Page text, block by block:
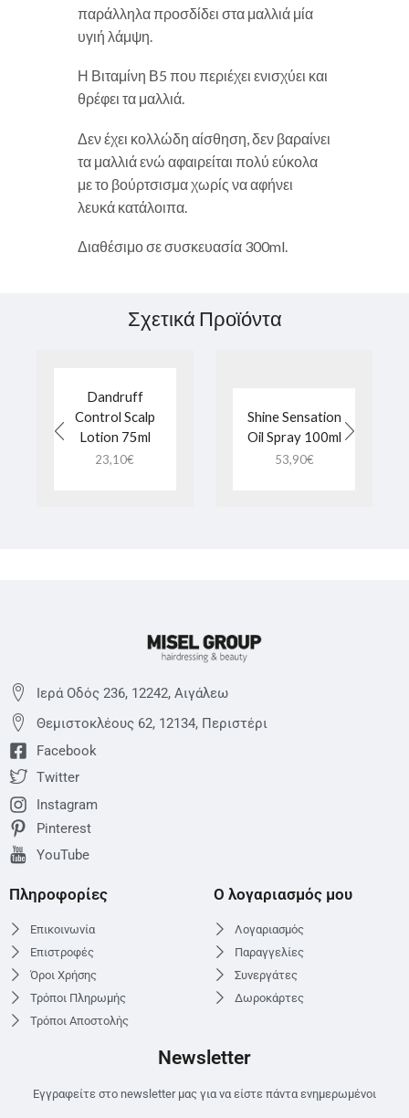
παράλληλα προσδίδει στα μαλλιά μία
υγιή λάμψη.
Η Βιταμίνη Β5 που περιέχει ενισχύει και
θρέφει τα μαλλιά.
Δεν έχει κολλώδη αίσθηση, δεν βαραίνει
τα μαλλιά ενώ αφαιρείται πολύ εύκολα
με το βούρτσισμα χωρίς να αφήνει
λευκά κατάλοιπα.
Διαθέσιμο σε συσκευασία 300ml.
Σχετικά Προϊόντα
Dandruff
Control Scalp
Lotion 75ml
23,10€
Shine Sensation
Oil Spray 100ml
53,90€
Ιερά Οδός 236, 12242, Αιγάλεω
Θεμιστoκλέους 62, 12134, Περιστέρι
Facebook
Twitter
Instagram
Pinterest
YouTube
Πληροφορίες
Επικοινωνία
Επιστροφές
Όροι Χρήσης
Τρόποι Πληρωμής
Τρόποι Αποστολής
Ο λογαριασμός μου
Λογαριασμός
Παραγγελίες
Συνεργάτες
Δωροκάρτες
Newsletter
Εγγραφείτε στο newsletter μας για να είστε πάντα ενημερωμένοι